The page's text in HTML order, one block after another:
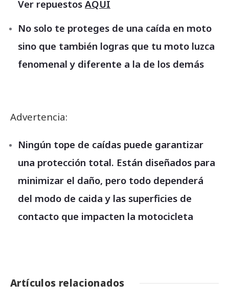
Ver repuestos AQUI
No solo te proteges de una caída en moto
sino que también logras que tu moto luzca
fenomenal y diferente a la de los demás
Advertencia:
Ningún tope de caídas puede garantizar
una protección total. Están diseñados para
minimizar el daño, pero todo dependerá
del modo de caida y las superficies de
contacto que impacten la motocicleta
Artículos relacionados